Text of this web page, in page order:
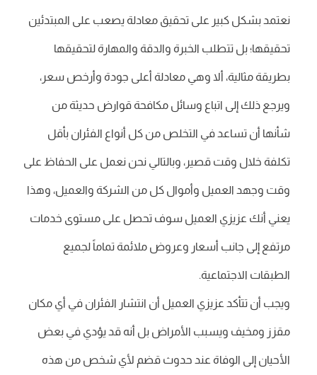
نعتمد بشكل كبير على تحقيق معادلة يصعب على المبتدئين
تحقيقها؛ بل تتطلب الخبرة والدقة والمهارة لتحقيقها
بطريقة مثالية، ألا وهي معادلة أعلى جودة وأرخص سعر،
ويرجع ذلك إلى اتباع وسائل مكافحة قوارض حديثة من
شأنها أن تساعد في التخلص من كل أنواع الفئران بأقل
تكلفة خلال وقت قصير، وبالتالي نحن نعمل على الحفاظ على
وقت وجهد العميل وأموال كل من الشركة والعميل، وهذا
يعني أنك عزيزي العميل سوف تحصل على مستوى خدمات
مرتفع إلى جانب أسعار وعروض ملائمة تماماً لجميع
الطبقات الاجتماعية.
ويجب أن تتأكد عزيزي العميل أن انتشار الفئران في أي مكان
مقزز ومخيف ويسبب الأمراض بل أنه قد يؤدي في بعض
الأحيان إلى الوفاة عند حدوث قضم لأي شخص من هذه